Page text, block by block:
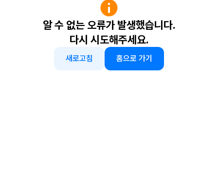
알 수 없는 오류가 발생했습니다.
다시 시도해주세요.
새로고침 홈으로 가기